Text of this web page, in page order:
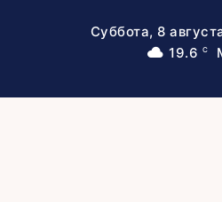
Суббота, 8
19.6
C